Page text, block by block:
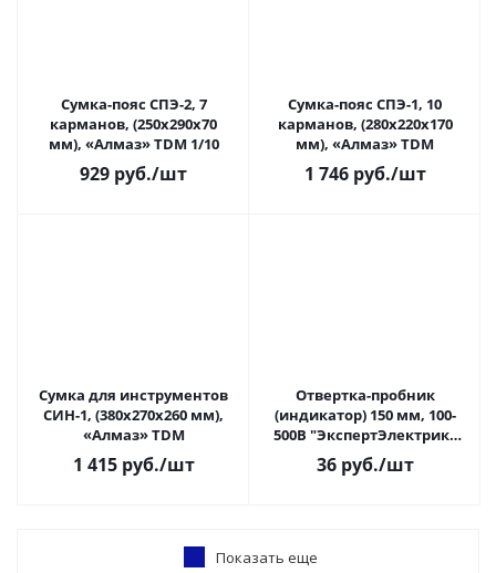
Сумка-пояс СПЭ-2, 7
карманов, (250x290x70
мм), «Алмаз» TDM 1/10
929 руб./шт
Сумка-пояс СПЭ-1, 10
карманов, (280х220х170
мм), «Алмаз» TDM
1 746руб./шт
Сумка для инструментов
СИН-1, (380х270х260 мм),
«Алмаз» TDM
1 415руб./шт
Отвертка-пробник
(индикатор) 150 мм, 100-
500В "ЭкспертЭлектрик"
TDM(50)
36руб./шт
Показать еще